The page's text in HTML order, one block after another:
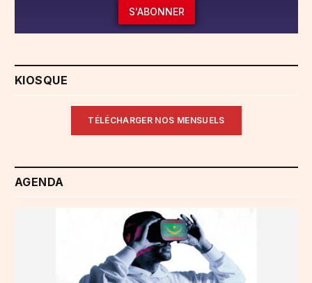
S'ABONNER
KIOSQUE
TÉLÉCHARGER NOS MENSUELS
AGENDA